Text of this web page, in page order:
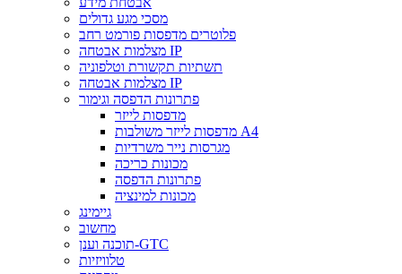
מסכי מגע גדולים
פלוטרים מדפסות פורמט רחב
מצלמות אבטחה IP
תשתיות תקשורת וטלפוניה
מצלמות אבטחה IP
פתרונות הדפסה וגימור
מדפסות לייזר
מדפסות לייזר משולבות A4
מגרסות נייר משרדיות
מכונות כריכה
פתרונות הדפסה
מכונות למינציה
גיימינג
מחשוב
תוכנה וענן-GTC
טלוויזיות